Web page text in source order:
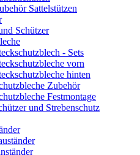
Sattelstützen
Schützer
- Sets
vorn
hinten
Zubehör
Festmontage
und Strebenschutz